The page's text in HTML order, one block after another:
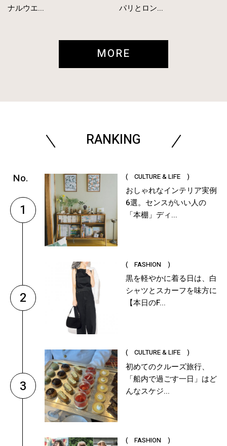
ナルウエ...
パリとロン...
MORE
RANKING
1
( CULTURE & LIFE )
おしゃれなインテリア実例
6選。センスがいい人の
「本棚」ディ...
2
( FASHION )
黒を軽やかに着る日は、白
シャツとスカーフを味方に
【本日のF...
3
( CULTURE & LIFE )
初めてのクルーズ旅行、
「船内で過ごす一日」はど
んなスケジ...
( FASHION )